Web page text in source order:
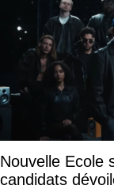
Nouvelle Ecole
candidats